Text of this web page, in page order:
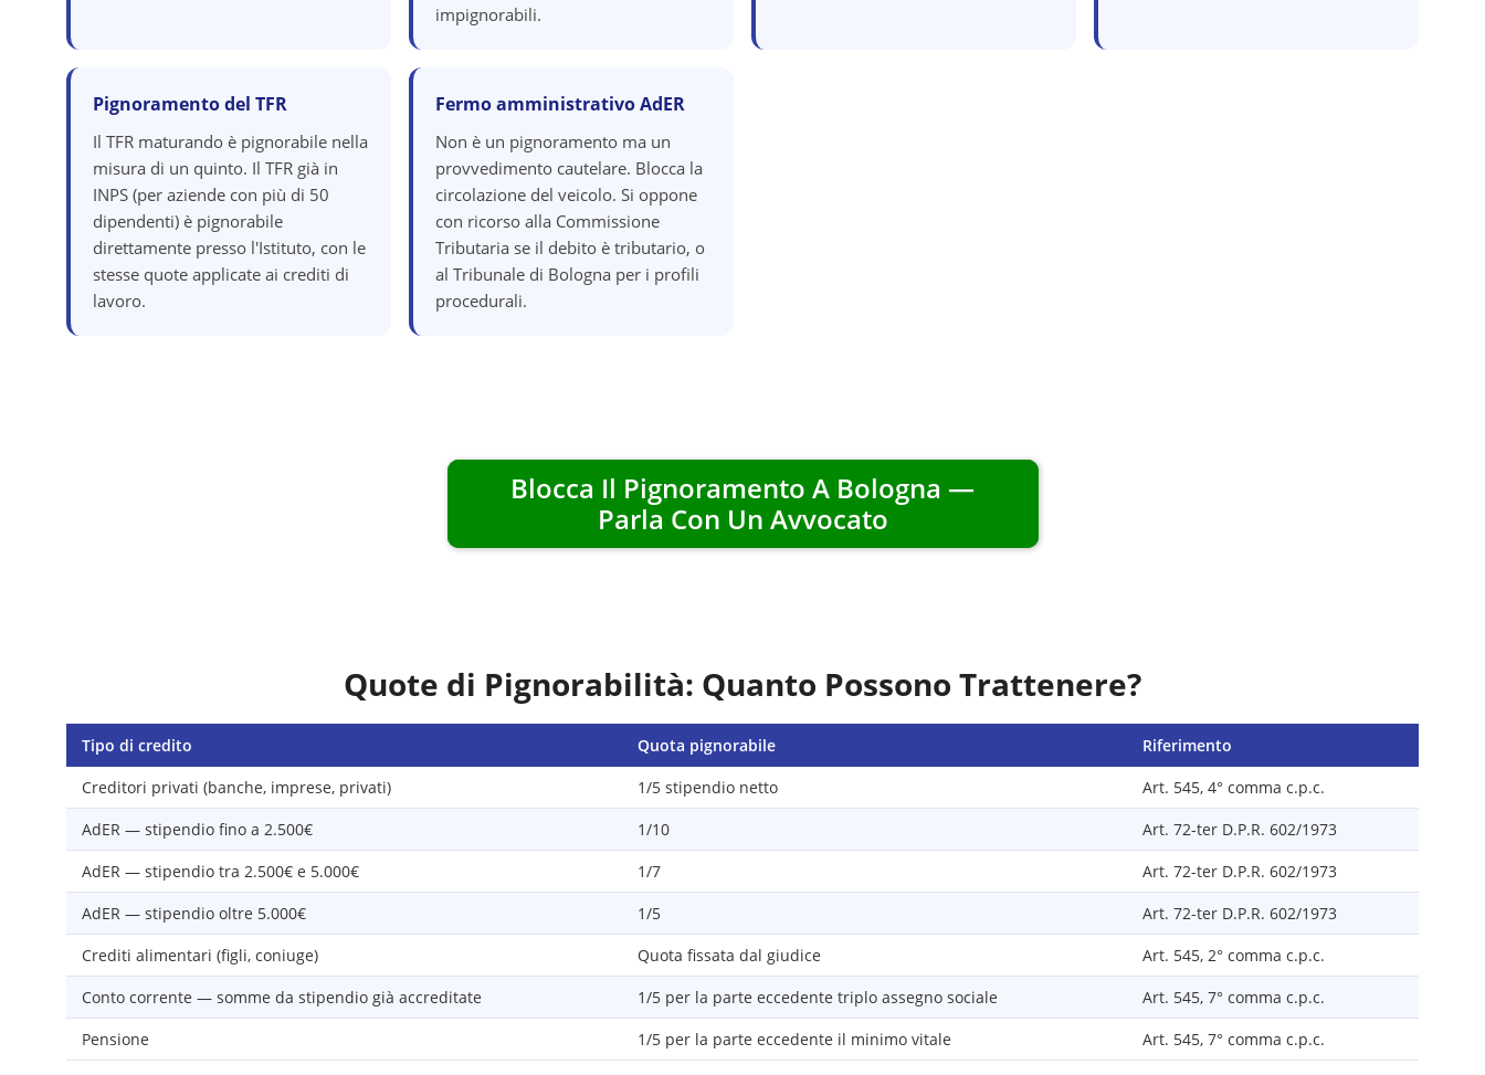
impignorabili.
Pignoramento del TFR
Il TFR maturando è pignorabile nella
misura di un quinto. Il TFR già in
INPS (per aziende con più di 50
dipendenti) è pignorabile
direttamente presso l'Istituto, con le
stesse quote applicate ai crediti di
lavoro.
Fermo amministrativo AdER
Non è un pignoramento ma un
provvedimento cautelare. Blocca la
circolazione del veicolo. Si oppone
con ricorso alla Commissione
Tributaria se il debito è tributario, o
al Tribunale di Bologna per i profili
procedurali.
Blocca Il Pignoramento A Bologna —
Parla Con Un Avvocato
Quote di Pignorabilità: Quanto Possono Trattenere?
Tipo di credito Quota pignorabile
Riferimento
Creditori privati (banche, imprese, privati)
1/5 stipendio netto
Art. 545, 4° comma c.p.c.
AdER — stipendio fino a 2.500€
1/10
Art. 72-ter D.P.R. 602/1973
AdER — stipendio tra 2.500€ e 5.000€
1/7
Art. 72-ter D.P.R. 602/1973
AdER — stipendio oltre 5.000€
1/5
Art. 72-ter D.P.R. 602/1973
Crediti alimentari (figli, coniuge)
Quota fissata dal giudice
Art. 545, 2° comma c.p.c.
Conto corrente — somme da stipendio già accreditate
1/5 per la parte eccedente triplo assegno sociale
Art. 545, 7° comma c.p.c.
Pensione
1/5 per la parte eccedente il minimo vitale Art. 545, 7° comma c.p.c.